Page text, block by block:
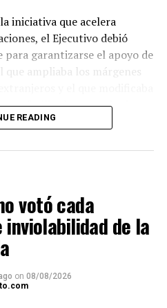
iniciativa que acelera
el Ejecutivo debió
garantizarse el apoyo de
ampliaba los márgenes
que facilita la venta de tierras
incendios.
READING
votó cada
de la
on 08/08/2026